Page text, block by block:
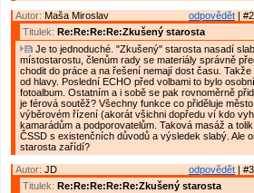
odpovědět |
Autor: Maša Miroslav
Titulek: Re:Re:Re:Re:Zkušený starosta
Je to jednoduché. "Zkušený" starosta nasadí
místostarostu, členům rady se materiály správně
chodit do práce a na řešení nemají dost času.
od hlavy. Poslední ECHO před volbami to bylo
fotoalbum. Ostatním a i sobě se pak rovnoměrně
je férová soutěž? Všechny funkce co přiděluje
výběrovém řízení (akorát všichni dopředu ví kdo
kamarádům a podporovatelům. Taková masáž a
ČSSD s existenčních důvodů a výsledek slabý. Ale
starosta zařídí?
odpovědět |
Autor: JD
Titulek: Re:Re:Re:Re:Re:Zkušený starosta